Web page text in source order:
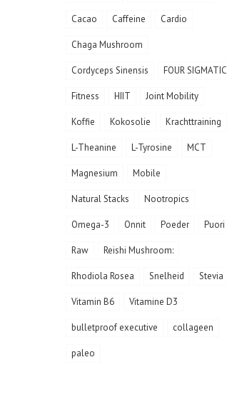
Cacao Caffeine Cardio
Chaga Mushroom
Cordyceps Sinensis FOUR SIGMATIC
Fitness HIIT Joint Mobility
Koffie Kokosolie Krachttraining
L-Theanine L-Tyrosine MCT
Magnesium Mobile
Natural Stacks Nootropics
Omega-3 Onnit Poeder Puori
Raw Reishi Mushroom:
Rhodiola Rosea Snelheid Stevia
Vitamin B6 Vitamine D3
bulletproof executive collageen
paleo